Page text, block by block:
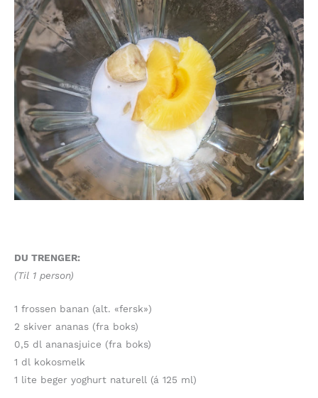
DU TRENGER:
(Til 1 person)
1 frossen banan (alt. «fersk»)
2 skiver ananas (fra boks)
0,5 dl ananasjuice (fra boks)
1 dl kokosmelk
1 lite beger yoghurt naturell (á 125 ml)